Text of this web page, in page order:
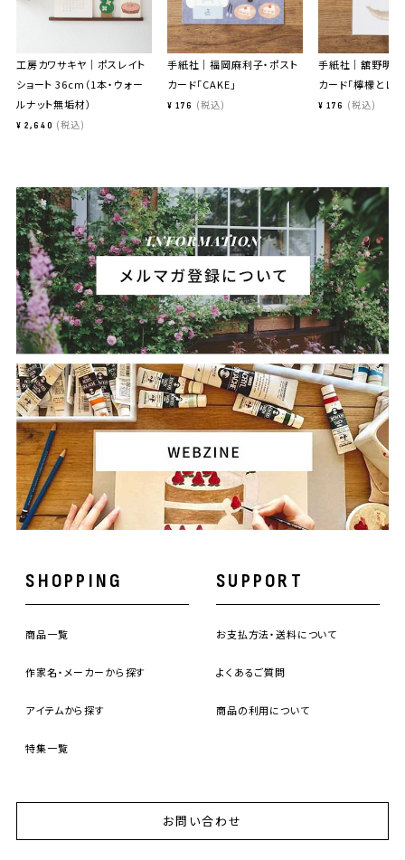
工房カワサキヤ｜ポスレイト
ショート 36cm（1本・ウォー
ルナット無垢材）
¥ 2,640 税込
手紙社｜福岡麻利子・ポスト
カード「CAKE」
¥ 176 税込
手紙社｜舘野明日
カード「檸檬とレ
¥ 176 税込
SHOPPING
商品一覧
作家名・メーカーから探す
アイテムから探す
特集一覧
SUPPORT
お支払方法・送料について
よくあるご質問
商品の利用について
お問い合わせ